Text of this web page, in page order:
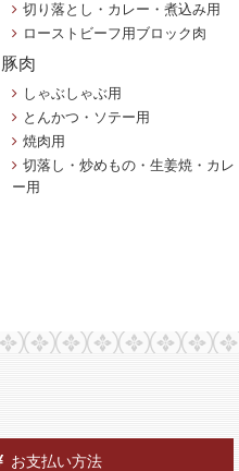
切り落とし・カレー・煮込み用
ローストビーフ用ブロック肉
豚肉
しゃぶしゃぶ用
とんかつ・ソテー用
焼肉用
切落し・炒めもの・生姜焼・カレ
ー用
お支払い方法